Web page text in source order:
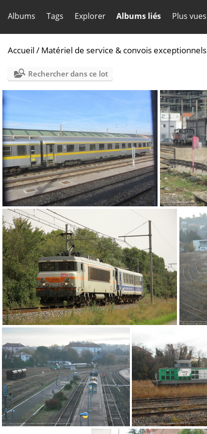
Albums Tags Explorer Albums liés Plus vues
Accueil / Matériel de service & convois exceptionnels
Rechercher dans ce lot
IMG 0826
BB 22379 et voiture mauzin (Courtezon)